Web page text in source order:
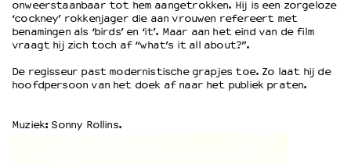
Filmprogramma’s VO/MBO
Speciale educatieprogramma’s
OVER LANTARENVENSTER
Werken bij
onweerstaanbaar tot hem aangetrokken. Hij is een zorgeloze
‘cockney’ rokkenjager die aan vrouwen refereert met
benamingen als ‘birds’ en ‘it’. Maar aan het eind van de film
vraagt hij zich toch af “what’s it all about?”.
De regisseur past modernistische grapjes toe. Zo laat hij de
hoofdpersoon van het doek af naar het publiek praten.
Muziek: Sonny Rollins.